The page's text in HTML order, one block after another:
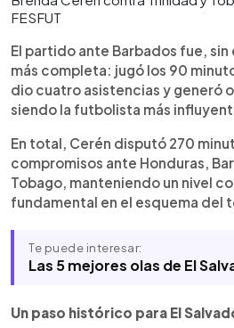
FESFUT
El partido ante Barbados fue,
más completa: jugó los 90
dio cuatro asistencias y generó
siendo la futbolista más
En total, Cerén disputó 270
compromisos ante Honduras,
Tobago, manteniendo un nivel
fundamental en el esquema del
Te puede interesar:
Las 5 mejores olas de El
Un paso histórico para El